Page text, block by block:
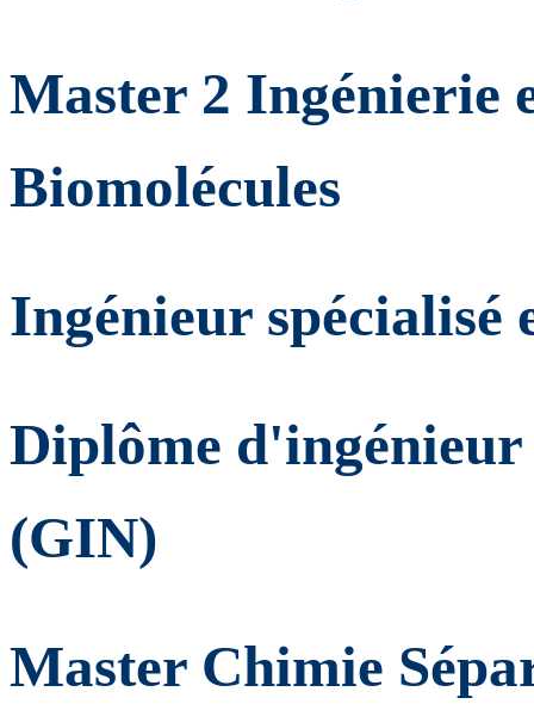
Master 2 Ingénierie
Biomolécules
Ingénieur spécialisé
Diplôme d'ingénieur
(GIN)
Master Chimie